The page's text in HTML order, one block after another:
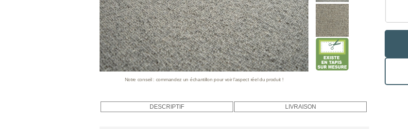
Notre conseil : commandez un échantillon pour voir l’aspect réel du produit !
DESCRIPTIF LIVRAISON